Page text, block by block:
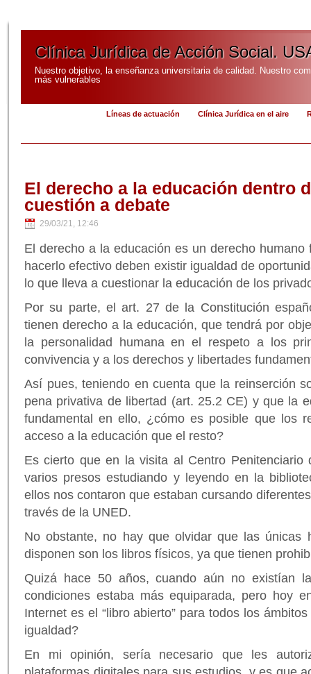
Clínica Jurídica de Acción Social.
Nuestro objetivo, la enseñanza universitaria de calidad. Nuestro
más vulnerables
Clínica Jurídica en el aire
Líneas de actuación
El derecho a la educación dentro
cuestión a debate
29/03/21, 12:46
El derecho a la educación es un derecho humano
hacerlo efectivo deben existir igualdad de
lo que lleva a cuestionar la educación de los
Por su parte, el art. 27 de la Constitución
tienen derecho a la educación, que tendrá por
la personalidad humana en el respeto a los
convivencia y a los derechos y libertades
Así pues, teniendo en cuenta que la reinserción
pena privativa de libertad (art. 25.2 CE) y que la
fundamental en ello, ¿cómo es posible que los
acceso a la educación que el resto?
Es cierto que en la visita al Centro Penitenciario
varios presos estudiando y leyendo en la
ellos nos contaron que estaban cursando
través de la UNED.
No obstante, no hay que olvidar que las únicas
disponen son los libros físicos, ya que tienen
Quizá hace 50 años, cuando aún no existían
condiciones estaba más equiparada, pero hoy
Internet es el “libro abierto” para todos los
igualdad?
En mi opinión, sería necesario que les